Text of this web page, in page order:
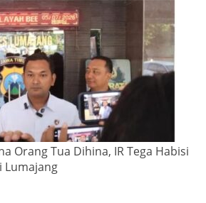
Orang Tua Dihina, IR Tega Habisi
Lumajang